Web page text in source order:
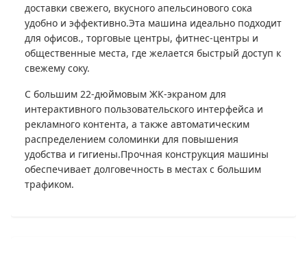
доставки свежего, вкусного апельсинового сока
удобно и эффективно.Эта машина идеально подходит
для офисов., торговые центры, фитнес-центры и
общественные места, где желается быстрый доступ к
свежему соку.
С большим 22-дюймовым ЖК-экраном для
интерактивного пользовательского интерфейса и
рекламного контента, а также автоматическим
распределением соломинки для повышения
удобства и гигиены.Прочная конструкция машины
обеспечивает долговечность в местах с большим
трафиком.